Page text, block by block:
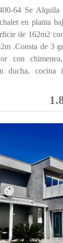
64 Se Alquila
en planta
de 162m2
.Consta de 3
con
ducha, cocina